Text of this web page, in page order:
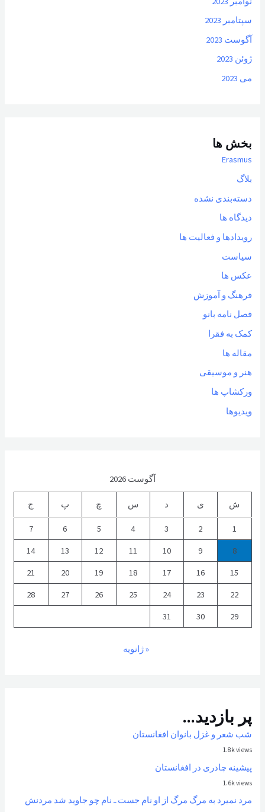
سپتامبر 2023
آگوست 2023
ژوئن 2023
می 2023
بخش ها
Erasmus
بلاگ
دسته‌بندی نشده
دیدگاه ها
رویدادها و فعالیت ها
سیاست
عکس ها
فرهنگ و آموزش
فصل نامه بانو
کمک به فقرا
مقاله ها
هنر و موسیقی
ورکشاپ ها
ویدیوها
آگوست 2026
ش ی د س چ پ ج
1
2
3
4
5
6
7
8
9
10
11
12
13
14
15
16
17
18
19
20
21
22
23
24
25
26
27
28
29
30
31
« ژانویه
پر بازدید...
شب شعر و غزل بانوان افغانستان
1.8k views
پیشینه چادری در افغانستان
1.6k views
مرد نمیرد به مرگ مرگ از او نام جست ـ نام چو جاوید شد مردنش